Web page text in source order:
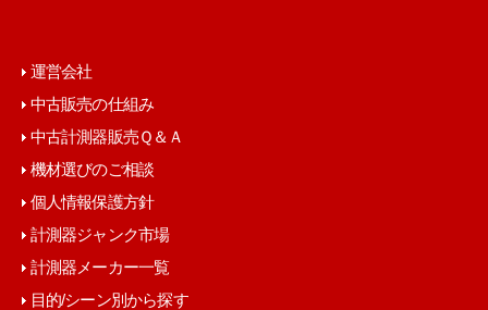
運営会社
中古販売の仕組み
中古計測器販売Ｑ＆Ａ
機材選びのご相談
個人情報保護方針
計測器ジャンク市場
計測器メーカー一覧
目的/シーン別から探す